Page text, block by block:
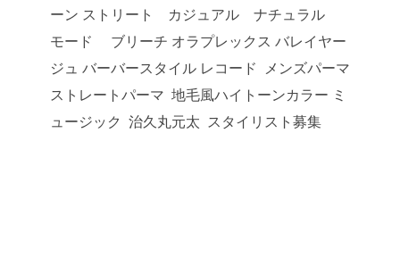
ーン ストリート カジュアル ナチュラル
モード ブリーチ オラプレックス バレイヤー
ジュ バーバースタイル レコード メンズパーマ
ストレートパーマ 地毛風ハイトーンカラー ミ
ュージック 治久丸元太 スタイリスト募集